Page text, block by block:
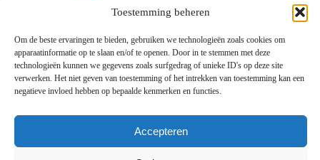
Toestemming beheren
Om de beste ervaringen te bieden, gebruiken we technologieën zoals cookies om
apparaatinformatie op te slaan en/of te openen. Door in te stemmen met deze
technologieën kunnen we gegevens zoals surfgedrag of unieke ID's op deze site
verwerken. Het niet geven van toestemming of het intrekken van toestemming kan een
negatieve invloed hebben op bepaalde kenmerken en functies.
Accepteren